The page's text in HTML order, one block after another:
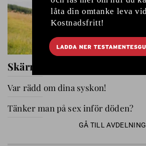
Skärmfri tid med barnbarnen
Var rädd om dina syskon!
Tänker man på sex inför döden?
GÅ TILL AVDELNING